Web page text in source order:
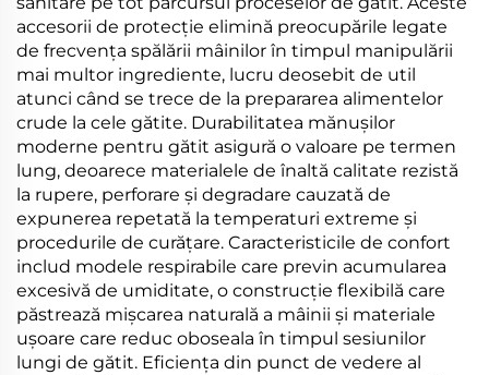
accesorii de protecție elimină preocupările legate
de frecvența spălării mâinilor în timpul manipulării
mai multor ingrediente, lucru deosebit de util
atunci când se trece de la prepararea alimentelor
crude la cele gătite. Durabilitatea mănușilor
moderne pentru gătit asigură o valoare pe termen
lung, deoarece materialele de înaltă calitate rezistă
la rupere, perforare și degradare cauzată de
expunerea repetată la temperaturi extreme și
procedurile de curățare. Caracteristicile de confort
includ modele respirabile care previn acumularea
excesivă de umiditate, o construcție flexibilă care
păstrează mișcarea naturală a mâinii și materiale
ușoare care reduc oboseala în timpul sesiunilor
lungi de gătit. Eficiența din punct de vedere al